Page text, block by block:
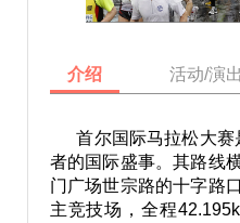
介绍 活动/演
首尔国际马拉松大赛
者的国际盛事。其路线
门广场世宗路的十字路
主竞技场，全程